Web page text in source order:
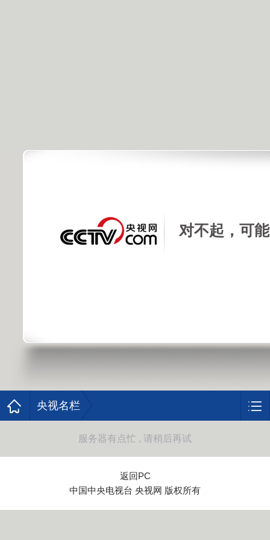
对不起，可
央视名栏
服务器有点忙 , 请稍后再试
返回PC
中国中央电视台 央视网 版权所有